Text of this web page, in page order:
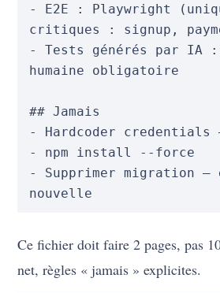
- E2E : Playwright
critiques : signup,
- Tests générés par IA
humaine obligatoire
## Jamais
- Hardcoder credentials
- npm install --force
- Supprimer migration —
Ce fichier doit faire 2 pages, pas
net, règles « jamais » explicites.